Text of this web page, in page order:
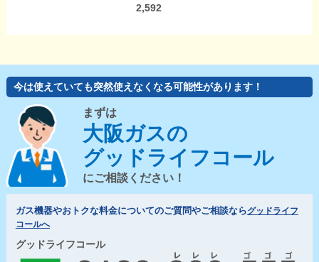
2,592
今は使えていても突然使えなくなる可能性があります！
まずは
大阪ガスの
グッドライフコール
にご相談ください！
ガス機器やおトクな料金についてのご質問やご相談ならグッドライフ
コールへ
グッドライフコール